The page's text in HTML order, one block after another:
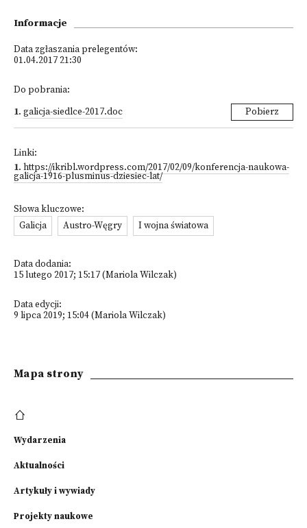
Informacje
Data zgłaszania prelegentów:
01.04.2017 21:30
Do pobrania:
1. galicja-siedlce-2017.doc Pobierz
Linki:
1. https://ikribl.wordpress.com/2017/02/09/konferencja-naukowa-
galicja-1916-plusminus-dziesiec-lat/
Słowa kluczowe:
Galicja
Austro-Węgry I wojna światowa
Data dodania:
15 lutego 2017; 15:17 (Mariola Wilczak)
Data edycji:
9 lipca 2019; 15:04 (Mariola Wilczak)
Mapa strony
Wydarzenia
Aktualności
Artykuły i wywiady
Projekty naukowe